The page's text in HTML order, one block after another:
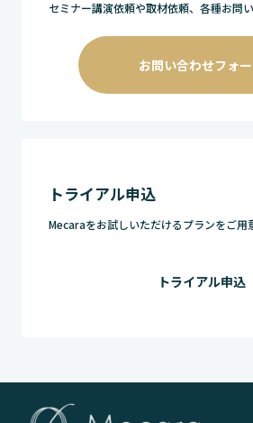
セミナー講演依頼や取材依頼、各種お問
お問い合わせフォ
トライアル申込
Mecaraをお試しいただけるプランをご用
トライアル申込